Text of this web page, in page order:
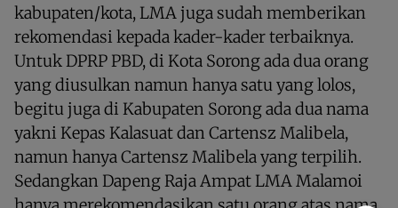
kabupaten/kota, LMA juga sudah memberikan
rekomendasi kepada kader-kader terbaiknya.
Untuk DPRP PBD, di Kota Sorong ada dua orang
yang diusulkan namun hanya satu yang lolos,
begitu juga di Kabupaten Sorong ada dua nama
yakni Kepas Kalasuat dan Cartensz Malibela,
namun hanya Cartensz Malibela yang terpilih.
Sedangkan Dapeng Raja Ampat LMA Malamoi